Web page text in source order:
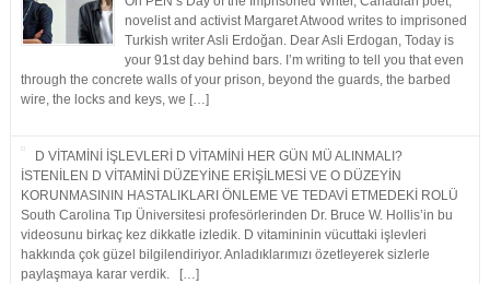
novelist and activist Margaret Atwood writes to imprisoned
Turkish writer Asli Erdoğan. Dear Asli Erdogan, Today is
your 91st day behind bars. I’m writing to tell you that even
through the concrete walls of your prison, beyond the guards, the barbed
wire, the locks and keys, we […]
D VİTAMİNİ İŞLEVLERİ D VİTAMİNİ HER GÜN MÜ ALINMALI?
İSTENİLEN D VİTAMİNİ DÜZEYİNE ERİŞİLMESİ VE O DÜZEYİN
KORUNMASININ HASTALIKLARI ÖNLEME VE TEDAVİ ETMEDEKİ ROLÜ
South Carolina Tıp Üniversitesi profesörlerinden Dr. Bruce W. Hollis’in bu
videosunu birkaç kez dikkatle izledik. D vitamininin vücuttaki işlevleri
hakkında çok güzel bilgilendiriyor. Anladıklarımızı özetleyerek sizlerle
paylaşmaya karar verdik. […]